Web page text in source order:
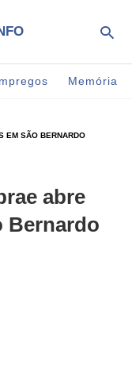
Memória
EM SÃO BERNARDO
abre
Bernardo